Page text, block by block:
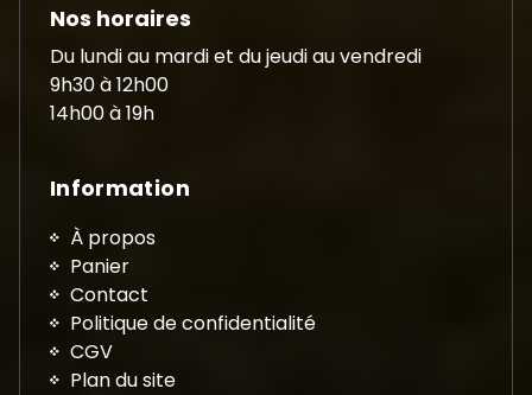
Nos horaires
Du lundi au mardi et du jeudi au vendredi
9h30 à 12h00
14h00 à 19h
Information
À propos
Panier
Contact
Politique de confidentialité
CGV
Plan du site